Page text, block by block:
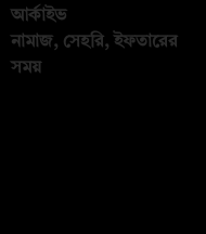
আর্কাইভ
নামাজ, সেহরি, ইফতারের
সময়